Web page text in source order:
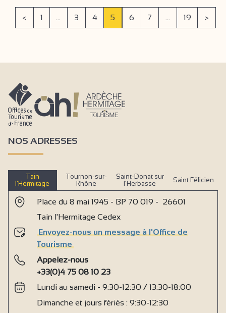
< 1 ... 3 4 5 6 7 ... 19 >
NOS ADRESSES
Tain
l’Hermitage
Tournon-sur-
Rhône
Saint-Donat sur
l’Herbasse
Saint Félicien
Place du 8 mai 1945 - BP 70 019 - 26601
Tain l'Hermitage Cedex
Envoyez-nous un message à l'Office de
Tourisme
Appelez-nous
+33(0)4 75 08 10 23
Lundi au samedi - 9:30-12:30 / 13:30-18:00
Dimanche et jours fériés : 9:30-12:30